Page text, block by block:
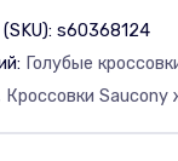
s60368124
Голубые
Кроссовки Saucony